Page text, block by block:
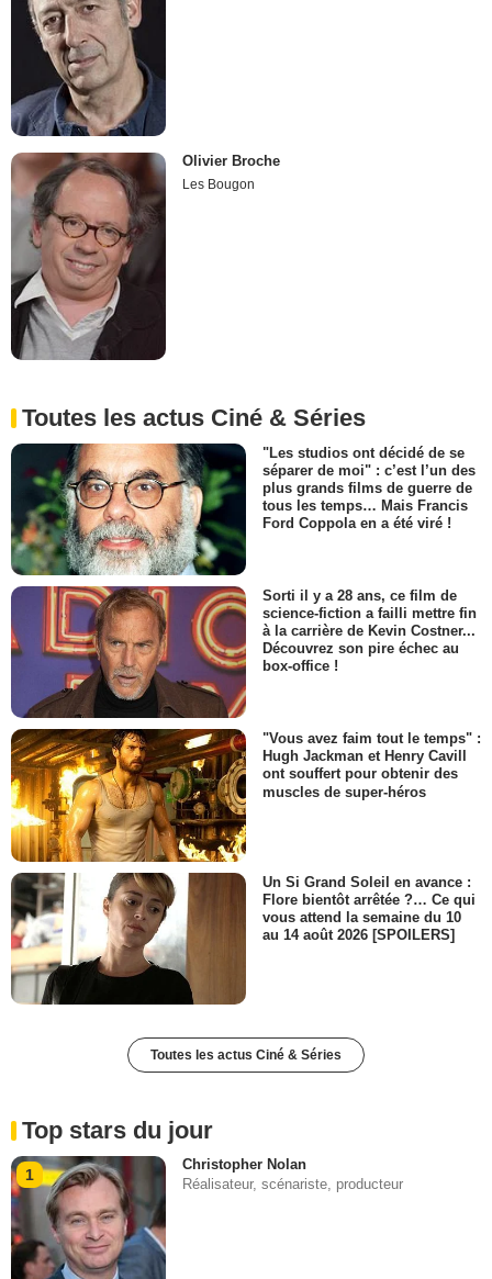
Olivier Broche
Les Bougon
Toutes les actus Ciné & Séries
"Les studios ont décidé de se
séparer de moi" : c’est l’un des
plus grands films de guerre de
tous les temps… Mais Francis
Ford Coppola en a été viré !
Sorti il y a 28 ans, ce film de
science-fiction a failli mettre fin
à la carrière de Kevin Costner...
Découvrez son pire échec au
box-office !
"Vous avez faim tout le temps" :
Hugh Jackman et Henry Cavill
ont souffert pour obtenir des
muscles de super-héros
Un Si Grand Soleil en avance :
Flore bientôt arrêtée ?… Ce qui
vous attend la semaine du 10
au 14 août 2026 [SPOILERS]
Toutes les actus Ciné & Séries
Top stars du jour
1
Christopher Nolan
Réalisateur, scénariste, producteur